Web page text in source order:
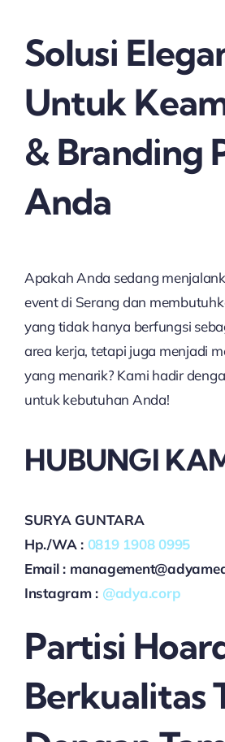
Solusi
Untuk
& Branding
Anda
Apakah Anda sedang
event di Serang dan
yang tidak hanya berfungsi
area kerja, tetapi juga menjadi
yang menarik? Kami hadir
untuk kebutuhan Anda!
HUBUNGI
SURYA GUNTARA
Hp./WA : 0819 1908 0995
Email :
Instagram : @adya.corp
Partisi
Berkualitas